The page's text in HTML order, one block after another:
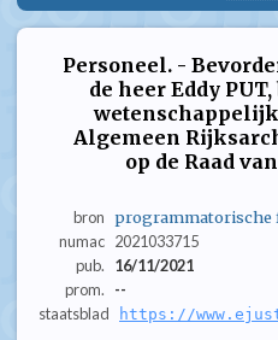
Personeel. -
de heer Eddy
Algemeen
op de Raad
bron programmatorische
numac 2021033715
pub.
16/11/2021
prom.
--
staatsblad
https://